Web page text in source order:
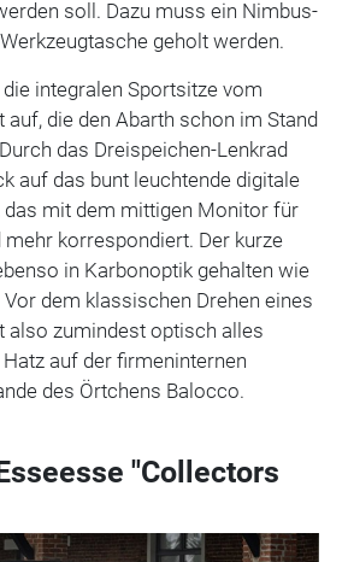
soll. Dazu muss ein Nimbus-
geholt werden.
integralen Sportsitze vom
auf, die den Abarth schon im Stand
das Dreispeichen-Lenkrad
auf das bunt leuchtende digitale
das mit dem mittigen Monitor für
mehr korrespondiert. Der kurze
in Karbonoptik gehalten wie
dem klassischen Drehen eines
also zumindest optisch alles
auf der firmeninternen
des Örtchens Balocco.
"Collectors